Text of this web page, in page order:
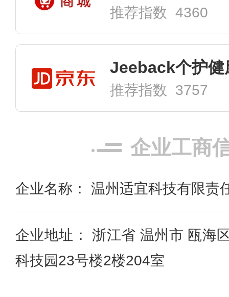
推荐指数 4360
Jeeback个护健
推荐指数 3757
企业工商
企业名称： 温州适宜科技有限责
企业地址： 浙江省 温州市 瓯海
科技园23号楼2楼204室